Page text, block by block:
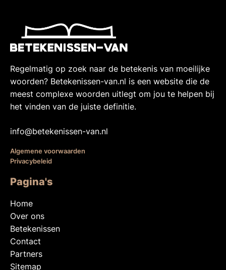
Regelmatig op zoek naar de betekenis van moeilijke
woorden? Betekenissen-van.nl is een website die de
meest complexe woorden uitlegt om jou te helpen bij
het vinden van de juiste definitie.
info@betekenissen-van.nl
Algemene voorwaarden
Privacybeleid
Pagina's
Home
Over ons
Betekenissen
Contact
Partners
Sitemap